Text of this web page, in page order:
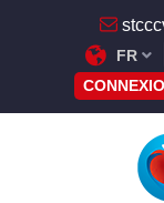
FR